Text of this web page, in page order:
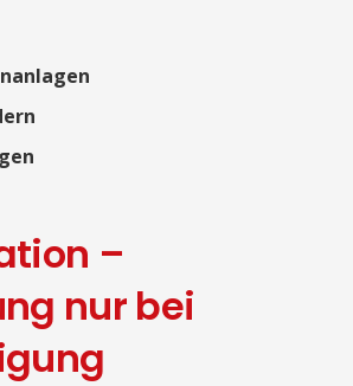
–
nur bei